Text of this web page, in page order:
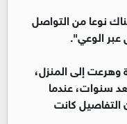
نوعا من التواصل
عبر الوعي".
وهرعت إلى المنزل،
سنوات، عندما
التفاصيل كانت